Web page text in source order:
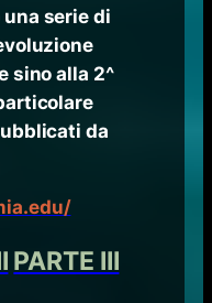
serie di
sino alla 2^
da
PARTE III